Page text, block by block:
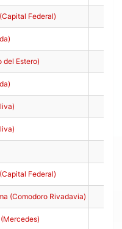
Federal)
del Estero)
Federal)
(Comodoro Rivadavia)